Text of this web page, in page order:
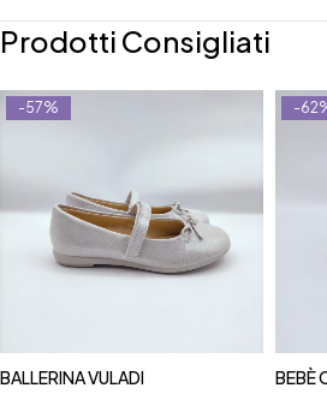
Prodotti Consigliati
-57%
BALLERINA VULADI
-
BEBÈ